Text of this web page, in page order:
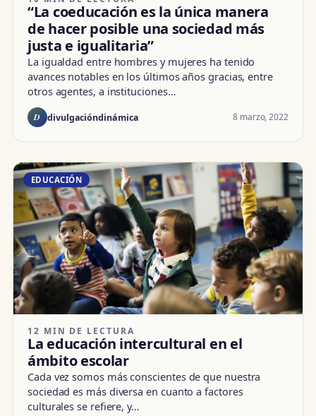
“La coeducación es la única manera
de hacer posible una sociedad más
justa e igualitaria”
La igualdad entre hombres y mujeres ha tenido
avances notables en los últimos años gracias, entre
otros agentes, a instituciones…
D divulgacióndinámica 8 marzo, 2022
EDUCACIÓN
12 MIN DE LECTURA
La educación intercultural en el
ámbito escolar
Cada vez somos más conscientes de que nuestra
sociedad es más diversa en cuanto a factores
culturales se refiere, y…